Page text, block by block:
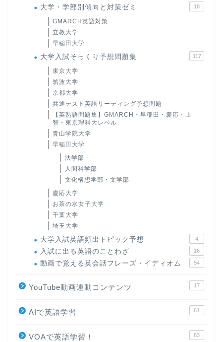
大学・学部別傾向と対策ゼミ 18
GMARCH英語対策
立教大学
早稲田大学
大学入試そっくり予想問題集 117
東京大学
筑波大学
京都大学
共通テスト英語リーディング予想問題
【英熟語問題集】GMARCH・早稲田・慶応・上
智・東京理科大レベル
青山学院大学
早稲田大学
法学部
人間科学部
文化構想学部・文学部
慶応大学
お茶の水女子大学
千葉大学
埼玉大学
大学入試英語頻出トピック予想 4
入試に出る英語のことわざ 16
動画で覚える英会話フレーズ・イディオム 54
YouTube動画連動コンテンツ 17
AIで英語学習 61
VOAで英語学習！ 83